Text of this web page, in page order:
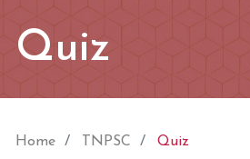
Quiz
Home TNPSC Quiz